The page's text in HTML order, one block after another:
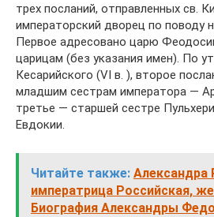
трех посланий, отправленных св.
императорский дворец по поводу
Первое адресовано царю
царицам (без указания имен). По
Кесарийского (VI в. ), второе
младшим сестрам императора —
третье — старшей сестре
Евдокии.
Читайте также: Александра
императрица Российская,
Биография Александры